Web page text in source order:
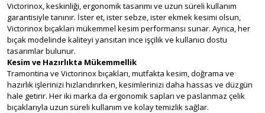
Victorinox, keskinliği, ergonomik tasarımı ve uzun süreli kullanım
garantisiyle tanınır. İster et, ister sebze, ister ekmek kesimi olsun,
Victorinox bıçakları mükemmel kesim performansı sunar. Ayrıca, her
bıçak modelinde kaliteyi yansıtan ince işçilik ve kullanıcı dostu
tasarımlar bulunur.
Kesim ve Hazırlıkta Mükemmellik
Tramontina ve Victorinox bıçakları, mutfakta kesim, doğrama ve
hazırlık işlerinizi hızlandırırken, kesimlerinizi daha hassas ve düzgün
hale getirir. Her iki marka da ergonomik sapları ve paslanmaz çelik
bıçaklarıyla uzun süreli kullanım ve kolay temizlik sağlar.